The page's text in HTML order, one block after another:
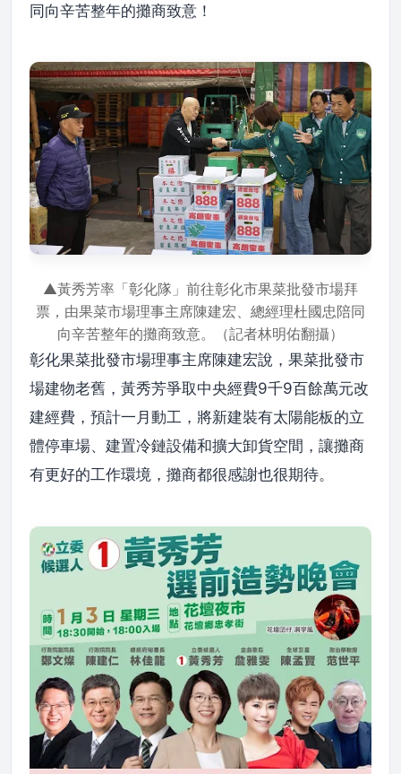
同向辛苦整年的攤商致意！
▲黃秀芳率「彰化隊」前往彰化市果菜批發市場拜
票，由果菜市場理事主席陳建宏、總經理杜國忠陪同
向辛苦整年的攤商致意。（記者林明佑翻攝）
彰化果菜批發市場理事主席陳建宏說，果菜批發市
場建物老舊，黃秀芳爭取中央經費9千9百餘萬元改
建經費，預計一月動工，將新建裝有太陽能板的立
體停車場、建置冷鏈設備和擴大卸貨空間，讓攤商
有更好的工作環境，攤商都很感謝也很期待。